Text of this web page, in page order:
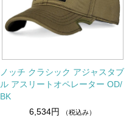
ノッチ クラシック アジャスタブ
ル アスリートオペレーター OD/
BK
6,534円
（税込み）